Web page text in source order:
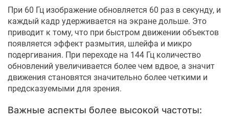
При 60 Гц изображение обновляется 60 раз в секунду, и
каждый кадр удерживается на экране дольше. Это
приводит к тому, что при быстром движении объектов
появляется эффект размытия, шлейфа и микро
подергивания. При переходе на 144 Гц количество
обновлений увеличивается более чем вдвое, а значит
движения становятся значительно более четкими и
предсказуемыми для зрения.
Важные аспекты более высокой частоты: